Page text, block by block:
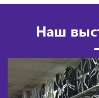
Наш